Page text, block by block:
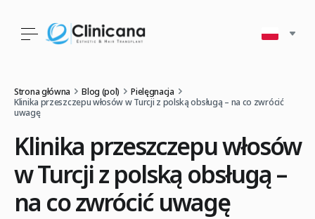
Strona główna Blog (pol)
Pielęgnacja
Klinika przeszczepu włosów w Turcji z polską obsługą – na co zwrócić
uwagę
Klinika przeszczepu włosów
w Turcji z polską obsługą –
na co zwrócić uwagę